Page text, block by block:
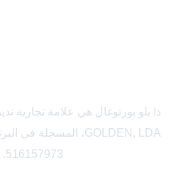
516157973.